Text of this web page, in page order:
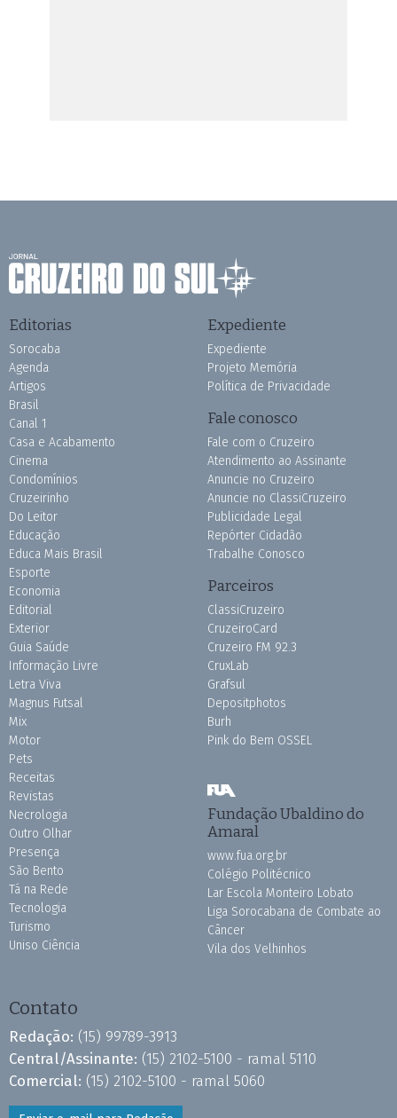
Editorias
Sorocaba
Agenda
Artigos
Brasil
Canal 1
Casa e Acabamento
Cinema
Condomínios
Cruzeirinho
Do Leitor
Educação
Educa Mais Brasil
Esporte
Economia
Editorial
Exterior
Guia Saúde
Informação Livre
Letra Viva
Magnus Futsal
Mix
Motor
Pets
Receitas
Revistas
Necrologia
Outro Olhar
Presença
São Bento
Tá na Rede
Tecnologia
Turismo
Uniso Ciência
Expediente
Expediente
Projeto Memória
Política de Privacidade
Fale conosco
Fale com o Cruzeiro
Atendimento ao Assinante
Anuncie no Cruzeiro
Anuncie no ClassiCruzeiro
Publicidade Legal
Repórter Cidadão
Trabalhe Conosco
Parceiros
ClassiCruzeiro
CruzeiroCard
Cruzeiro FM 92.3
CruxLab
Grafsul
Depositphotos
Burh
Pink do Bem OSSEL
Fundação Ubaldino do
Amaral
www.fua.org.br
Colégio Politécnico
Lar Escola Monteiro Lobato
Liga Sorocabana de Combate ao
Câncer
Vila dos Velhinhos
Contato
Redação: (15) 99789-3913
Central/Assinante: (15) 2102-5100 - ramal 5110
Comercial: (15) 2102-5100 - ramal 5060